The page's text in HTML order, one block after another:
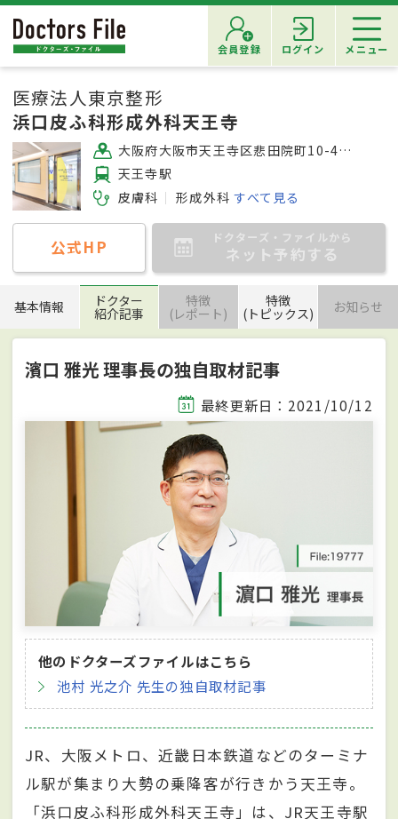
会員登録 ログイン メニュー
医療法人東京整形
浜口皮ふ科形成外科天王寺
大阪府大阪市天王寺区悲田院町10-48 天王寺MIOプラザ館6F
天王寺駅
皮膚科
形成外科 すべて見る
公式HP ドクターズ・ファイルから
ネット予約する
基本情報 ドクター
紹介記事
特徴
(レポート)
特徴
(トピックス) お知らせ
濱口 雅光 理事長の独自取材記事
最終更新日：2021/10/12
他のドクターズファイルはこちら
池村 光之介 先生の独自取材記事
JR、大阪メトロ、近畿日本鉄道などのターミナ
ル駅が集まり大勢の乗降客が行きかう天王寺。
「浜口皮ふ科形成外科天王寺」は、JR天王寺駅